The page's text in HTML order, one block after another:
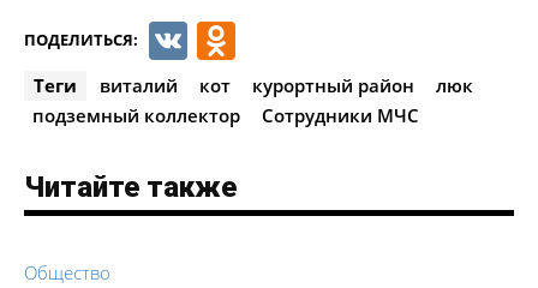
ПОДЕЛИТЬСЯ: VK
Теги виталий кот курортный район
люк
подземный коллектор
Сотрудники МЧС
Читайте также
Общество